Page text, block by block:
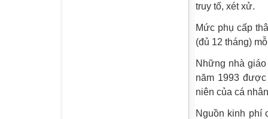
truy tố, xét xử.
Mức phụ cấp
(đủ 12 tháng)
Những nhà
năm 1993
niên của cá
Nguồn kinh phí